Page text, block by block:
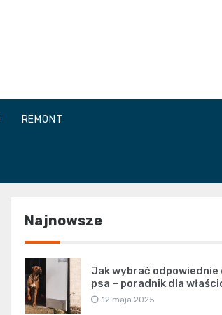
REMONT
Najnowsze
Jak wybrać odpowiednie
psa – poradnik dla
12 maja 2025